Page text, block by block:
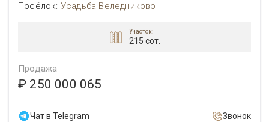
Посёлок: Усадьба Веледниково
Участок:
215 сот.
Продажа
₽ 250 000 065
Чат в Telegram Звонок